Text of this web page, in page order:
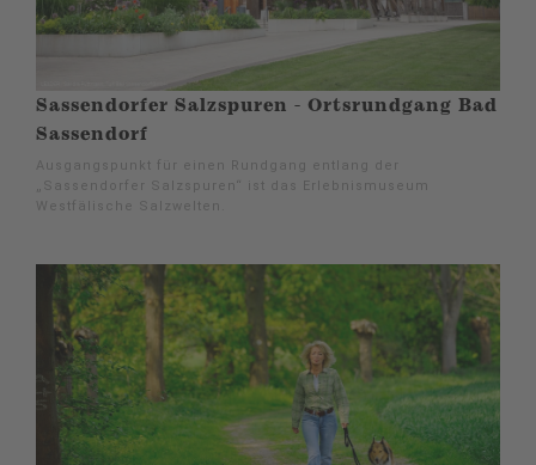
Sassendorfer Salzspuren - Ortsrundgang Bad
Sassendorf
Ausgangspunkt für einen Rundgang entlang der
„Sassendorfer Salzspuren“ ist das Erlebnismuseum
Westfälische Salzwelten.